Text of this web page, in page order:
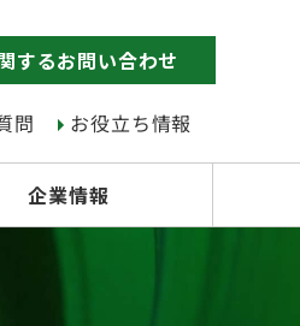
するお問い合わせ
問 お役立ち情報
企業情報